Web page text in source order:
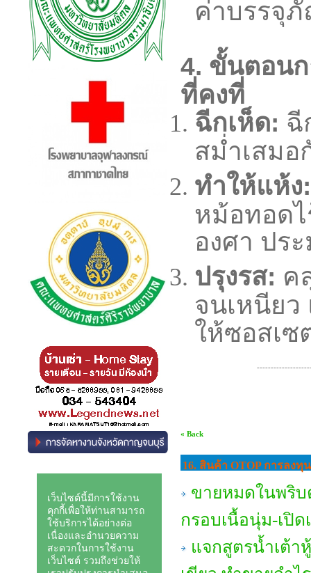
ค่าบรรจุ
4. ขั้นตอน
ที่คงที่
ฉีกเห็ด: ฉี
สม่ำเสมอ
ทำให้แห้ง:
หม้อทอด
องศา ปร
ปรุงรส: ค
จนเหนียว
ให้ซอสเ
« Back
16. สินค้า OTOP การลง
ขายหมดในพริบ
กรอบเนื้อนุ่ม-เปิ
แจกสูตรน้ำเต้า